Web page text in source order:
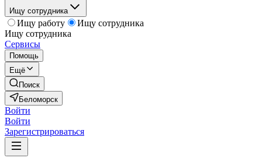
Ищу сотрудника
Ищу работу
Ищу сотрудника
Ищу сотрудника
Сервисы
Помощь
Ещё
Поиск
Беломорск
Войти
Войти
Зарегистрироваться